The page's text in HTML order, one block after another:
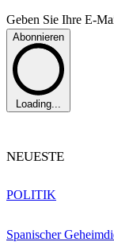
Geben Sie Ihre E-
Abonnieren
Loading...
NEUESTE
Spanischer
POLITIK